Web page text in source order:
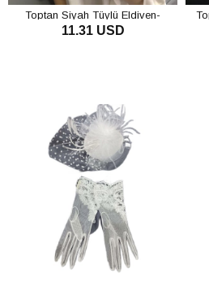
Toptan Siyah Tüylü Eldiven-
Puantiyeli Vualet Nikah Şapkası
11.31 USD